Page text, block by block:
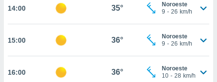
nos
en
perfil
y
14:00 35°
Noroeste
9 - 26 km/h
15:00 36°
Noroeste
9 - 26 km/h
16:00 36°
Noroeste
10 - 28 km/h